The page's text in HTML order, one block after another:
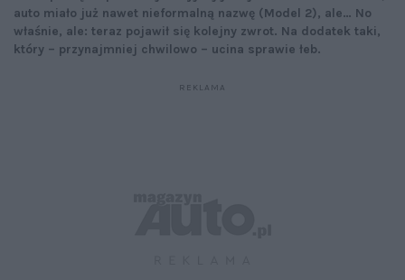
auto miało już nawet nieformalną nazwę (Model 2), ale… No
właśnie, ale: teraz pojawił się kolejny zwrot. Na dodatek taki,
który – przynajmniej chwilowo – ucina sprawie łeb.